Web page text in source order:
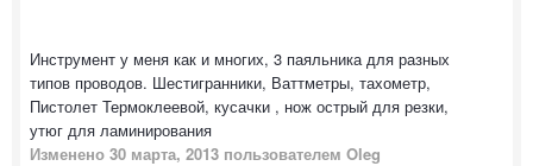
Инструмент у меня как и многих, 3 паяльника для разных
типов проводов. Шестигранники, Ваттметры, тахометр,
Пистолет Термоклеевой, кусачки , нож острый для резки,
утюг для ламинирования
Изменено 30 марта, 2013 пользователем Oleg